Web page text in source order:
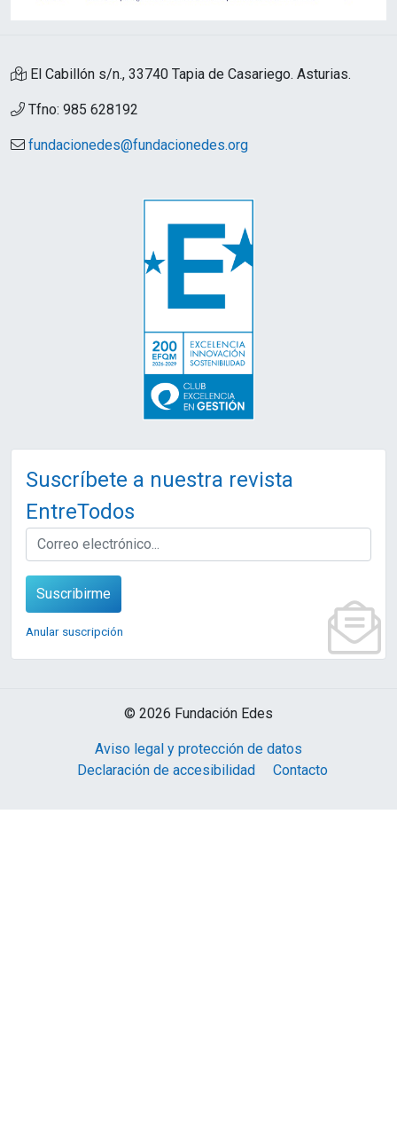
El Cabillón s/n., 33740 Tapia de Casariego. Asturias.
Tfno: 985 628192
fundacionedes@fundacionedes.org
Suscríbete a nuestra revista
EntreTodos
EMAIL
Suscribirme
Anular suscripción
© 2026 Fundación Edes
Aviso legal y protección de datos
Declaración de accesibilidad
Contacto